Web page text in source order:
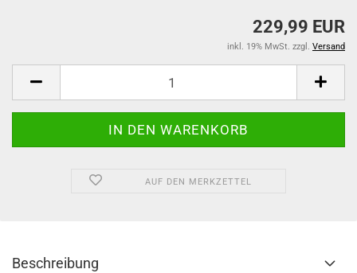
229,99 EUR
inkl. 19% MwSt. zzgl. Versand
AUF DEN MERKZETTEL
Beschreibung